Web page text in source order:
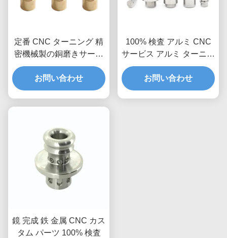
定番 CNC ターニング 精
密機械製の銅磨きサービ
ス
お問い合わせ
100% 検査 アルミ CNC
サービス アルミ ターニン
グ 切断部品
お問い合わせ
鏡 完成 鉄 金属 CNC カス
タム パーツ 100% 検査